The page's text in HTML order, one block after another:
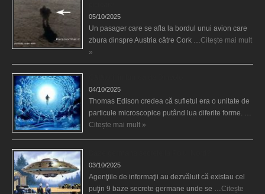
05/10/2025
Un pasager care se afla la bordul unui avion care
zbura dinspre Austria către Cork …Citește mai mult
»
04/10/2025
Thomas Edison credea că sufletul era o unitate de
particule microscopice putând lua diferite forme. …
Citește mai mult »
03/10/2025
Agenţiile de informaţii au dezvăluit că existau cel
puţin 9 baze secrete germane unde se …Citește